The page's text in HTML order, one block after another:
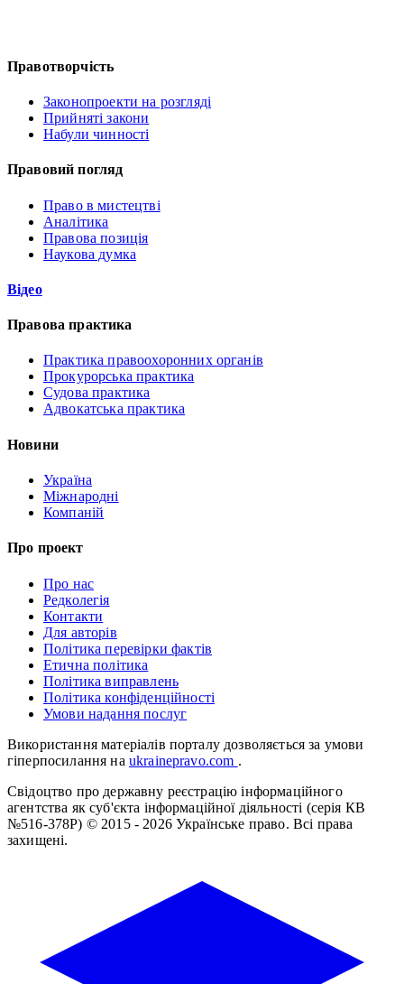
Правотворчість
Законопроекти на розгляді
Прийняті закони
Набули чинності
Правовий погляд
Право в мистецтві
Аналітика
Правова позиція
Наукова думка
Відео
Правова практика
Практика правоохоронних органів
Прокурорська практика
Судова практика
Адвокатська практика
Новини
Україна
Міжнародні
Компаній
Про проект
Про нас
Редколегія
Контакти
Для авторів
Політика перевірки фактів
Етична політика
Політика виправлень
Політика конфіденційності
Умови надання послуг
Використання матеріалів порталу дозволяється за умови
гіперпосилання на ukrainepravo.com .
Свідоцтво про державну реєстрацію інформаційного
агентства як суб'єкта інформаційної діяльності (серія КВ
№516-378Р) © 2015 - 2026 Українське право. Всі права
захищені.